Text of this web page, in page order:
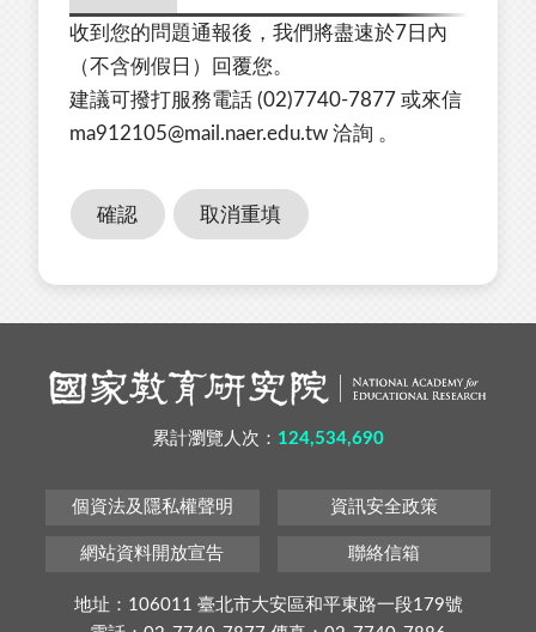
驗
證
碼
收到您的問題通報後，我們將盡速於7日內
（不含例假日）回覆您。
建議可撥打服務電話 (02)7740-7877 或來信
ma912105@mail.naer.edu.tw 洽詢 。
累計瀏覽人次： 124,534,690
個資法及隱私權聲明 資訊安全政策
網站資料開放宣告 聯絡信箱
地址：106011 臺北市大安區和平東路一段179號